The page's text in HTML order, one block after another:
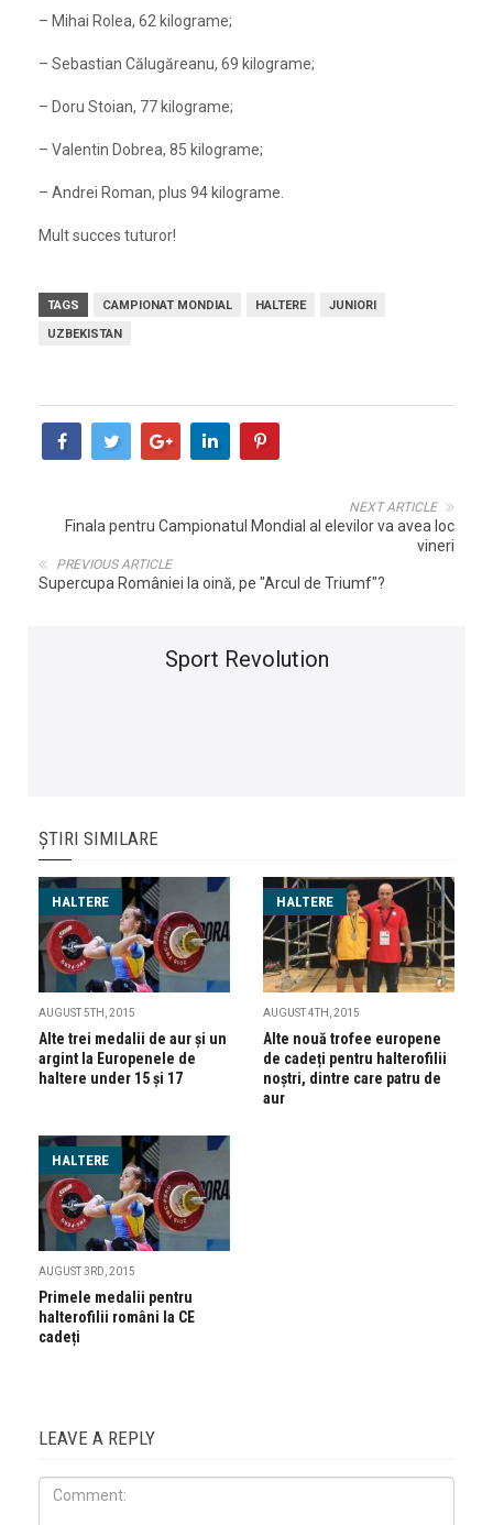
– Mihai Rolea, 62 kilograme;
– Sebastian Călugăreanu, 69 kilograme;
– Doru Stoian, 77 kilograme;
– Valentin Dobrea, 85 kilograme;
– Andrei Roman, plus 94 kilograme.
Mult succes tuturor!
TAGS CAMPIONAT MONDIAL HALTERE
JUNIORI
UZBEKISTAN
NEXT ARTICLE
Finala pentru Campionatul Mondial al elevilor va avea loc
vineri
PREVIOUS ARTICLE
Supercupa României la oină, pe "Arcul de Triumf"?
Sport Revolution
ȘTIRI SIMILARE
HALTERE
AUGUST 5TH, 2015
Alte trei medalii de aur și un
argint la Europenele de
haltere under 15 și 17
HALTERE
AUGUST 4TH, 2015
Alte nouă trofee europene
de cadeți pentru halterofilii
noștri, dintre care patru de
aur
HALTERE
AUGUST 3RD, 2015
Primele medalii pentru
halterofilii români la CE
cadeți
LEAVE A REPLY